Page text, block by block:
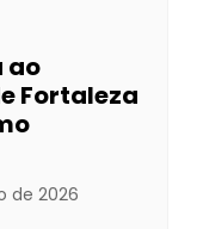
ao
Fortaleza
de 2026